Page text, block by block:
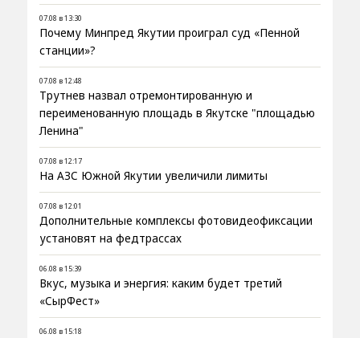
07.08 в 13:30
Почему Минпред Якутии проиграл суд «Пенной
станции»?
07.08 в 12:48
Трутнев назвал отремонтированную и
переименованную площадь в Якутске "площадью
Ленина"
07.08 в 12:17
На АЗС Южной Якутии увеличили лимиты
07.08 в 12:01
Дополнительные комплексы фотовидеофиксации
установят на федтрассах
06.08 в 15:39
Вкус, музыка и энергия: каким будет третий
«СырФест»
06.08 в 15:18